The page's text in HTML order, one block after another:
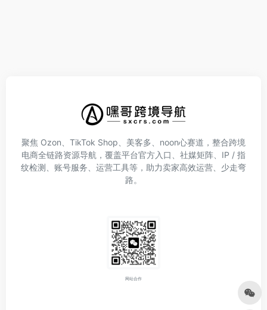
聚焦 Ozon、TikTok Shop、美客多、noon心赛道，整合跨境
电商全链路资源导航，覆盖平台官方入口、社媒矩阵、IP / 指
纹检测、账号服务、运营工具等，助力卖家高效运营、少走弯
路。
网站合作